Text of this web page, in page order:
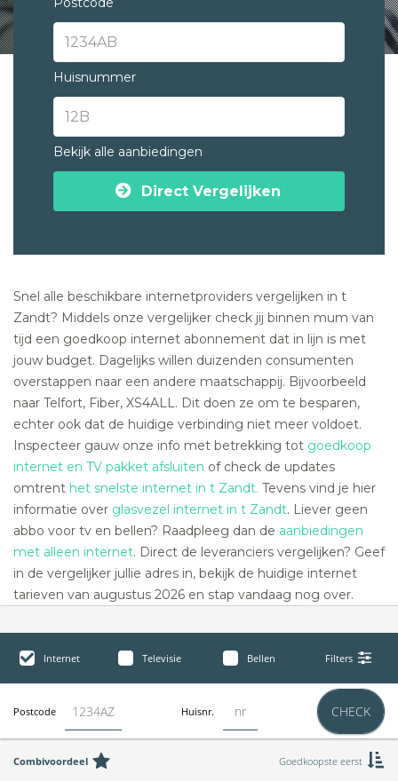
Huisnummer
Bekijk alle aanbiedingen
Direct Vergelijken
Snel alle beschikbare internetproviders vergelijken in t
Zandt? Middels onze vergelijker check jij binnen mum van
tijd een goedkoop internet abonnement dat in lijn is met
jouw budget. Dagelijks willen duizenden consumenten
overstappen naar een andere maatschappij. Bijvoorbeeld
naar Telfort, Fiber, XS4ALL. Dit doen ze om te besparen,
echter ook dat de huidige verbinding niet meer voldoet.
Inspecteer gauw onze info met betrekking tot goedkoop
internet en TV pakket afsluiten of check de updates
omtrent het snelste internet in t Zandt. Tevens vind je hier
informatie over glasvezel internet in t Zandt. Liever geen
abbo voor tv en bellen? Raadpleeg dan de aanbiedingen
met alleen internet. Direct de leveranciers vergelijken? Geef
in de vergelijker jullie adres in, bekijk de huidige internet
tarieven van augustus 2026 en stap vandaag nog over.
Internet Televisie Bellen Filters
Postcode Huisnr. CHECK
Combivoordeel Goedkoopste eerst